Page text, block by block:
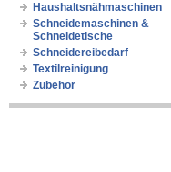
Haushaltsnähmaschinen
Schneidemaschinen &
Schneidetische
Schneidereibedarf
Textilreinigung
Zubehör